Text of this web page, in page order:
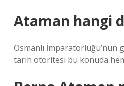
Ataman hangi
Osmanlı İmparatorluğu’nun
tarih otoritesi bu konuda